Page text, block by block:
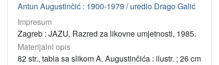
Antun Augustinčić : 1900-1979 / uredio Drago Galić
Impresum
Zagreb : JAZU, Razred za likovne umjetnosti, 1985.
Materijalni opis
82 str., tabla sa slikom A. Augustinčića : ilustr. ; 26 cm